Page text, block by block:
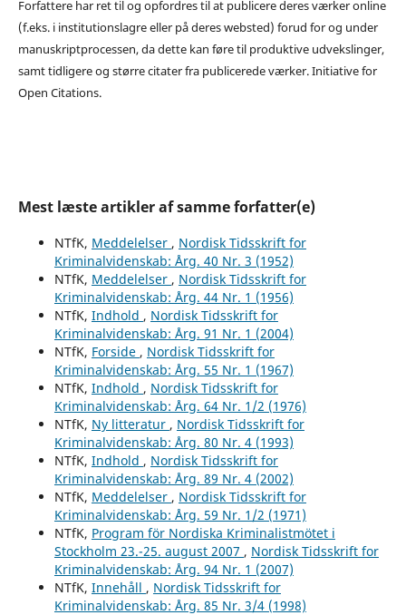
Forfattere har ret til og opfordres til at publicere deres værker online
(f.eks. i institutionslagre eller på deres websted) forud for og under
manuskriptprocessen, da dette kan føre til produktive udvekslinger,
samt tidligere og større citater fra publicerede værker. Initiative for
Open Citations.
Mest læste artikler af samme forfatter(e)
NTfK, Meddelelser , Nordisk Tidsskrift for
Kriminalvidenskab: Årg. 40 Nr. 3 (1952)
NTfK, Meddelelser , Nordisk Tidsskrift for
Kriminalvidenskab: Årg. 44 Nr. 1 (1956)
NTfK, Indhold , Nordisk Tidsskrift for
Kriminalvidenskab: Årg. 91 Nr. 1 (2004)
NTfK, Forside , Nordisk Tidsskrift for
Kriminalvidenskab: Årg. 55 Nr. 1 (1967)
NTfK, Indhold , Nordisk Tidsskrift for
Kriminalvidenskab: Årg. 64 Nr. 1/2 (1976)
NTfK, Ny litteratur , Nordisk Tidsskrift for
Kriminalvidenskab: Årg. 80 Nr. 4 (1993)
NTfK, Indhold , Nordisk Tidsskrift for
Kriminalvidenskab: Årg. 89 Nr. 4 (2002)
NTfK, Meddelelser , Nordisk Tidsskrift for
Kriminalvidenskab: Årg. 59 Nr. 1/2 (1971)
NTfK, Program för Nordiska Kriminalistmötet i
Stockholm 23.-25. august 2007 , Nordisk Tidsskrift for
Kriminalvidenskab: Årg. 94 Nr. 1 (2007)
NTfK, Innehåll , Nordisk Tidsskrift for
Kriminalvidenskab: Årg. 85 Nr. 3/4 (1998)